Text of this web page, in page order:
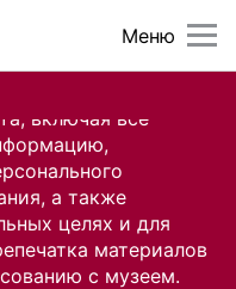
включая все
а также
целях и для
материалов
с музеем.
Меню